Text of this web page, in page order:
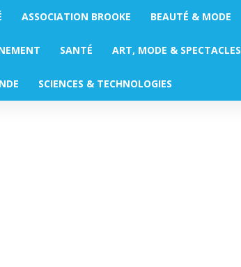
ASSOCIATION BROOKE BEAUTÉ & MODE
SANTÉ ART, MODE & SPECTACLES
SCIENCES & TECHNOLOGIES